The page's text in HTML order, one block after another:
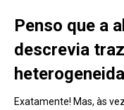
Penso que a
descrevia
Exatamente! Mas, às